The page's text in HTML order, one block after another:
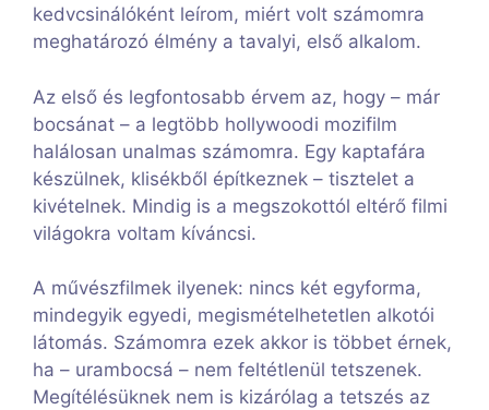
kedvcsinálóként leírom, miért volt számomra
meghatározó élmény a tavalyi, első alkalom.
Az első és legfontosabb érvem az, hogy – már
bocsánat – a legtöbb hollywoodi mozifilm
halálosan unalmas számomra. Egy kaptafára
készülnek, klisékből építkeznek – tisztelet a
kivételnek. Mindig is a megszokottól eltérő filmi
világokra voltam kíváncsi.
A művészfilmek ilyenek: nincs két egyforma,
mindegyik egyedi, megismételhetetlen alkotói
látomás. Számomra ezek akkor is többet érnek,
ha – urambocsá – nem feltétlenül tetszenek.
Megítélésüknek nem is kizárólag a tetszés az